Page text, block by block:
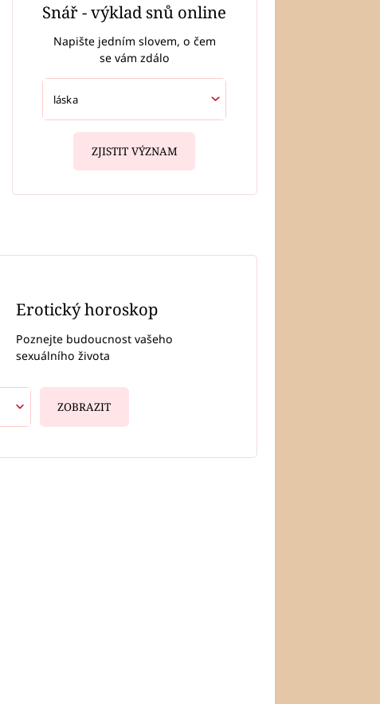
Snář - výklad snů online
Napište jedním slovem, o čem
se vám zdálo
ZJISTIT VÝZNAM
Erotický horoskop
Poznejte budoucnost vašeho
sexuálního života
ZOBRAZIT